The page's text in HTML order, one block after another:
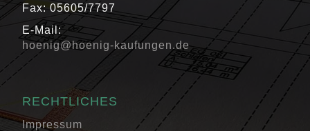
Fax: 05605/7797
E-Mail:
hoenig@hoenig-kaufungen.de
RECHTLICHES
Impressum